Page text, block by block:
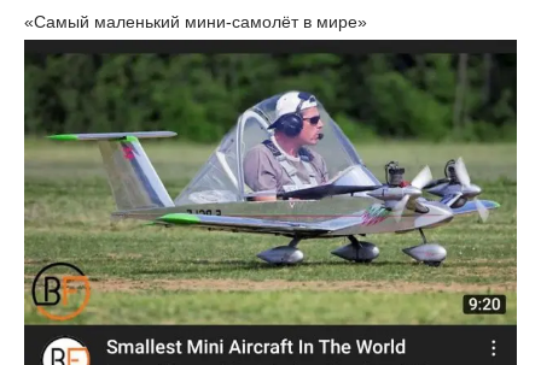
«Самый маленький мини-самолёт в мире»